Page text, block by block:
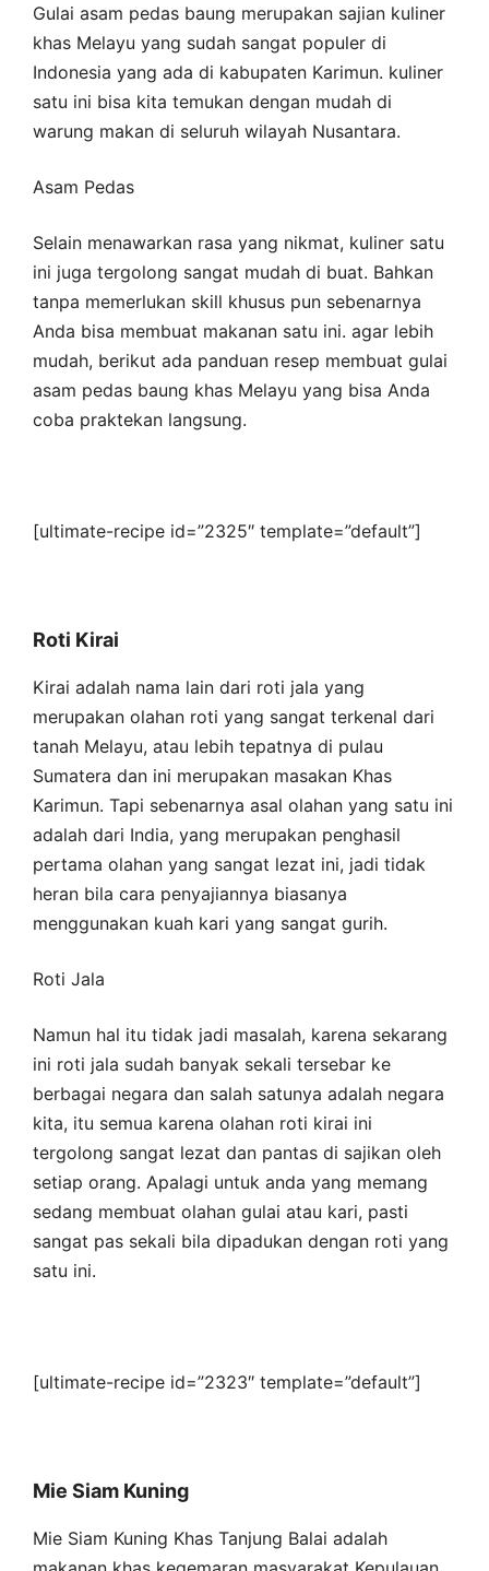
Gulai asam pedas baung merupakan sajian kuliner
khas Melayu yang sudah sangat populer di
Indonesia yang ada di kabupaten Karimun. kuliner
satu ini bisa kita temukan dengan mudah di
warung makan di seluruh wilayah Nusantara.
Asam Pedas
Selain menawarkan rasa yang nikmat, kuliner satu
ini juga tergolong sangat mudah di buat. Bahkan
tanpa memerlukan skill khusus pun sebenarnya
Anda bisa membuat makanan satu ini. agar lebih
mudah, berikut ada panduan resep membuat gulai
asam pedas baung khas Melayu yang bisa Anda
coba praktekan langsung.
[ultimate-recipe id=”2325″ template=”default”]
Roti Kirai
Kirai adalah nama lain dari roti jala yang
merupakan olahan roti yang sangat terkenal dari
tanah Melayu, atau lebih tepatnya di pulau
Sumatera dan ini merupakan masakan Khas
Karimun. Tapi sebenarnya asal olahan yang satu ini
adalah dari India, yang merupakan penghasil
pertama olahan yang sangat lezat ini, jadi tidak
heran bila cara penyajiannya biasanya
menggunakan kuah kari yang sangat gurih.
Roti Jala
Namun hal itu tidak jadi masalah, karena sekarang
ini roti jala sudah banyak sekali tersebar ke
berbagai negara dan salah satunya adalah negara
kita, itu semua karena olahan roti kirai ini
tergolong sangat lezat dan pantas di sajikan oleh
setiap orang. Apalagi untuk anda yang memang
sedang membuat olahan gulai atau kari, pasti
sangat pas sekali bila dipadukan dengan roti yang
satu ini.
[ultimate-recipe id=”2323″ template=”default”]
Mie Siam Kuning
Mie Siam Kuning Khas Tanjung Balai adalah